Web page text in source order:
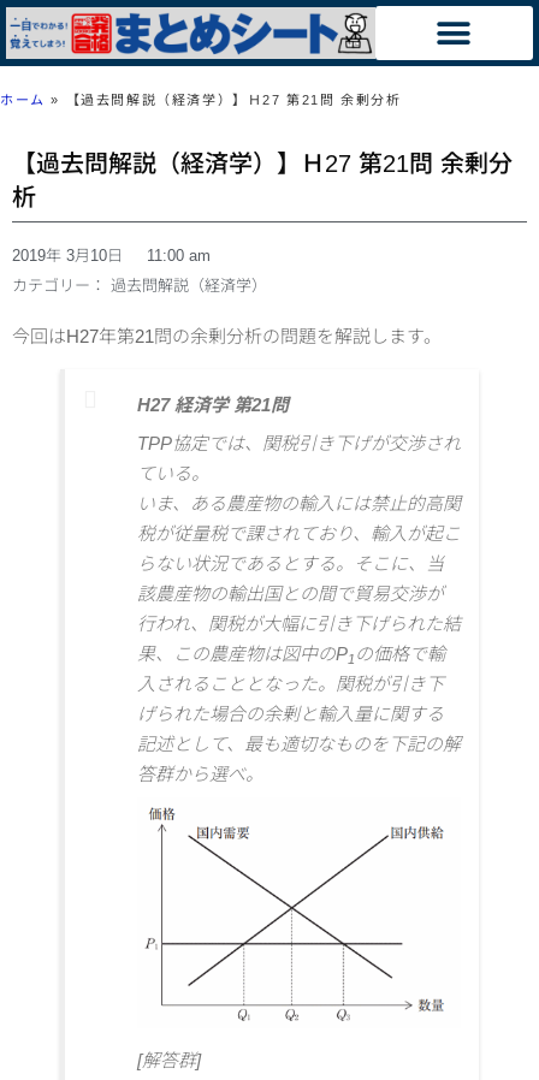
ホーム » 【過去問解説（経済学）】Ｈ27 第21問 余剰分析
【過去問解説（経済学）】Ｈ27 第21問 余剰分
析
2019年 3月10日
11:00 am
カテゴリー： 過去問解説（経済学）
今回はH27年第21問の余剰分析の問題を解説します。
H27 経済学 第21問
TPP協定では、関税引き下げが交渉され
ている。
いま、ある農産物の輸入には禁止的高関
税が従量税で課されており、輸入が起こ
らない状況であるとする。そこに、当
該農産物の輸出国との間で貿易交渉が
行われ、関税が大幅に引き下げられた結
果、この農産物は図中のP1 の価格で輸
入されることとなった。関税が引き下
げられた場合の余剰と輸入量に関する
記述として、最も適切なものを下記の解
答群から選べ。
[解答群]